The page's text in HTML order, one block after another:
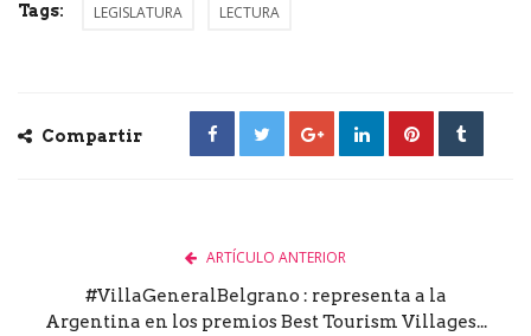
Tags: LEGISLATURA LECTURA
Compartir
ARTÍCULO ANTERIOR
#VillaGeneralBelgrano : representa a la
Argentina en los premios Best Tourism Villages...